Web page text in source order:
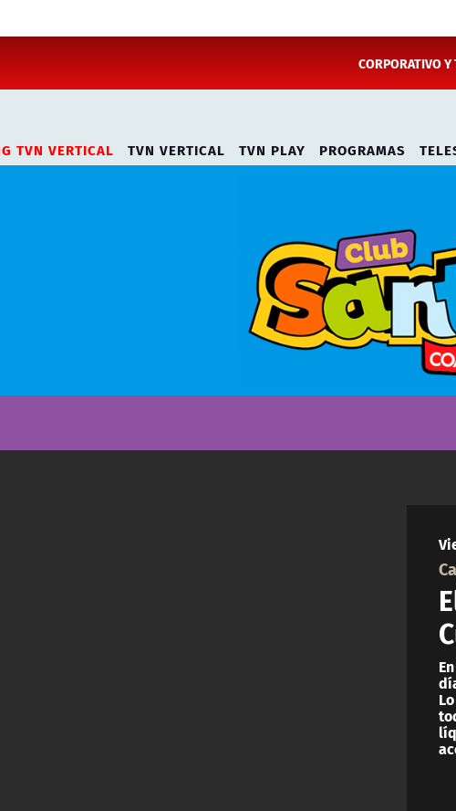
CORPORATIVO
TVN VERTICAL TVN VERTICAL TVN PLAY PROGRAMAS